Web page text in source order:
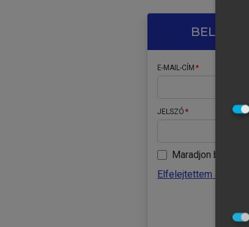
E-MAIL-CÍM
JELSZÓ
Maradjon belépve
Elfelejtettem a